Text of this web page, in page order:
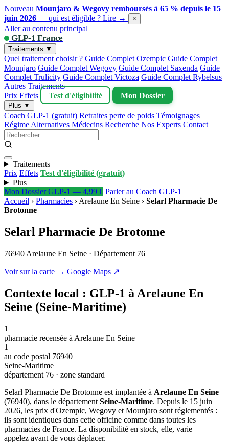
Nouveau Mounjaro & Wegovy remboursés à 65 % depuis le 15
juin 2026 — qui est éligible ? Lire → ×
Aller au contenu principal
GLP-1 France
Traitements ▼
Quel traitement choisir ? Guide Complet Ozempic Guide Complet
Mounjaro Guide Complet Wegovy Guide Complet Saxenda Guide
Complet Trulicity Guide Complet Victoza Guide Complet Rybelsus
Autres Traitements
Prix Effets Test d'éligibilité Mon Dossier
Plus ▼
Coach GLP-1 (gratuit) Retraites perte de poids Témoignages
Régime Alternatives Médecins Recherche Nos Experts Contact
Traitements
Prix Effets Test d'éligibilité (gratuit)
Plus
Mon Dossier GLP-1 — 4,99 € Parler au Coach GLP-1
Accueil › Pharmacies › Arelaune En Seine › Selarl Pharmacie De
Brotonne
Selarl Pharmacie De Brotonne
76940 Arelaune En Seine · Département 76
Voir sur la carte → Google Maps ↗
Contexte local : GLP-1 à Arelaune En
Seine (Seine-Maritime)
1
pharmacie recensée à Arelaune En Seine
1
au code postal 76940
Seine-Maritime
département 76 · zone standard
Selarl Pharmacie De Brotonne est implantée à Arelaune En Seine
(76940), dans le département Seine-Maritime. Depuis le 15 juin
2026, les prix d'Ozempic, Wegovy et Mounjaro sont réglementés :
ils sont identiques dans cette officine comme dans toutes les
pharmacies de France. La disponibilité en stock, elle, varie —
appelez avant de vous déplacer.